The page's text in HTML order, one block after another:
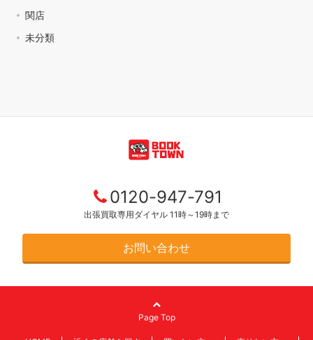
関店
未分類
0120-947-791
出張買取専用ダイヤル 11時～19時まで
お問い合わせ
Page Top